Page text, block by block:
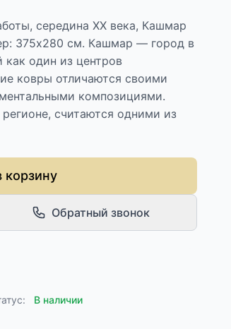
середина ХХ века, Кашмар
375х280 см. Кашмар — город в
один из центров
ковры отличаются своими
композициями.
считаются одними из
корзину
Обратный звонок
В наличии